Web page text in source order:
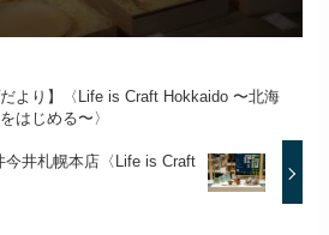
だより】〈Life is Craft Hokkaido 〜北海
はじめる〜〉
今井札幌本店〈Life is Craft